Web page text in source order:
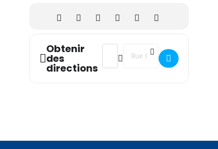
Obtenir
des
directions
Address - Permanence de Michaël
Destination Address -